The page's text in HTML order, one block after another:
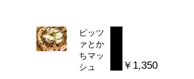
ピッツ
ァとか
ちマッ
シュ
￥1,350